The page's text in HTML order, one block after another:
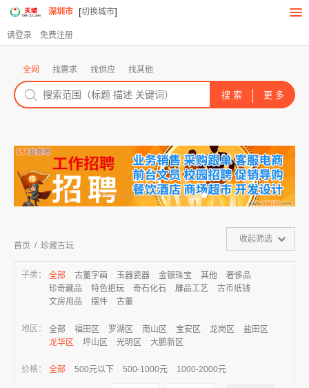
深圳市 [切换城市]
请登录 免费注册
全网 找需求 找供应 找其他
首页 / 珍藏古玩
收起筛选
子类： 全部 古董字画 玉器瓷器 金银珠宝 其他
奢侈品
珍奇藏品
特色把玩 奇石化石 雕品工艺
古币纸钱
文房用品
摆件 古董
地区： 全部 福田区 罗湖区 南山区 宝安区 龙岗区
盐田区
龙华区
坪山区 光明区 大鹏新区
价格： 全部 500元以下 500-1000元 1000-2000元